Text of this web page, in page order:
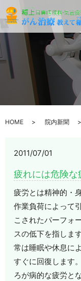
HOME 院内新聞
2011/07/01
疲れには危険
疲労とは精神的・
作業負荷によって
こされたパーフォ
スの低下を指しま
常は睡眠や休息に
すぐに回復します
ろが病的な疲労と